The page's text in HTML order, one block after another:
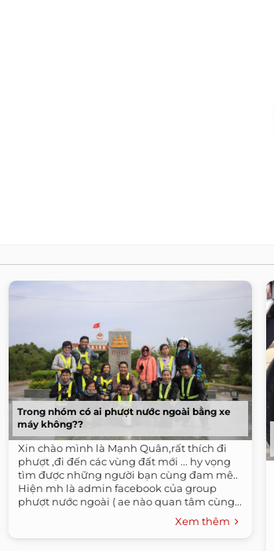
Trong nhóm có ai phượt nước ngoài bằng xe
máy không??
Xin chào mình là Mạnh Quân,rất thích đi
phượt ,đi đến các vùng đất mới ... hy vọng
tìm được những người bạn cùng đam mê..
Hiện mh là admin facebook của group
phượt nước ngoài ( ae nào quan tâm cùng...
Xem thêm